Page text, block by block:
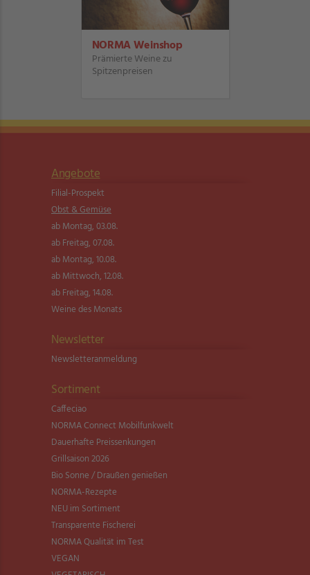
NORMA Weinshop
Prämierte Weine zu
Spitzenpreisen
Angebote
Filial-Prospekt
Obst & Gemüse
ab Montag, 03.08.
ab Freitag, 07.08.
ab Montag, 10.08.
ab Mittwoch, 12.08.
ab Freitag, 14.08.
Weine des Monats
Newsletter
Newsletter­anmeldung
Sortiment
Caffeciao
NORMA Connect Mobilfunkwelt
Dauerhafte Preissenkungen
Grillsaison 2026
Bio Sonne / Draußen genießen
NORMA-Rezepte
NEU im Sortiment
Transparente Fischerei
NORMA Qualität im Test
VEGAN